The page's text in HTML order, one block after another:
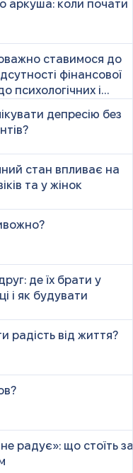
аркуша: коли почати
ставимося до
фінансової
психологічних і
депресію без
стан впливає на
та у жінок
де їх брати у
і як будувати
радість від життя?
радує»: що стоїть за